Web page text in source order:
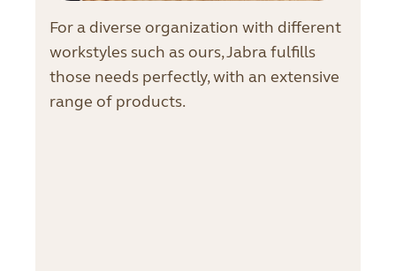
For a diverse organization with different
workstyles such as ours, Jabra fulfills
those needs perfectly, with an extensive
range of products.